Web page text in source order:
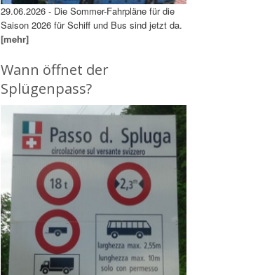
29.06.2026 - Die Sommer-Fahrpläne für die
Saison 2026 für Schiff und Bus sind jetzt da.
[mehr]
Wann öffnet der
Splügenpass?